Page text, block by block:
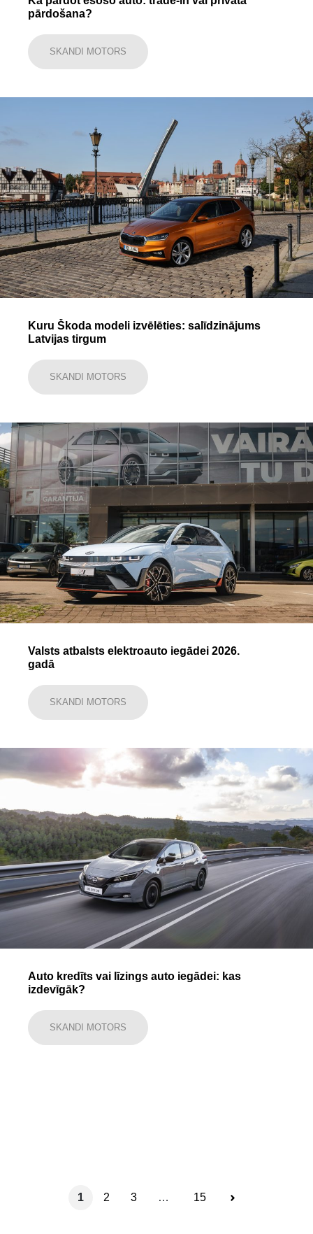
pārdošana?
SKANDI MOTORS
Kuru Škoda modeli izvēlēties: salīdzinājums
Latvijas tirgum
SKANDI MOTORS
Valsts atbalsts elektroauto iegādei 2026.
gadā
SKANDI MOTORS
Auto kredīts vai līzings auto iegādei: kas
izdevīgāk?
SKANDI MOTORS
1 2 3 … 15